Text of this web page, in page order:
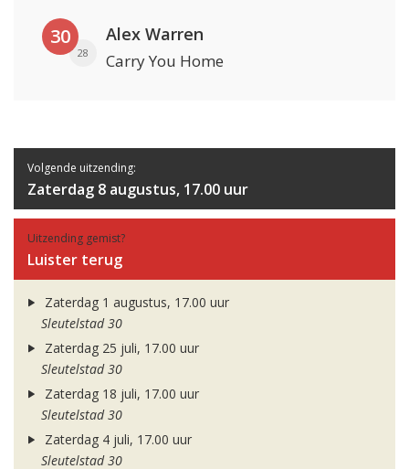
30
28
Alex Warren
Carry You Home
Volgende uitzending:
Zaterdag 8 augustus, 17.00 uur
Uitzending gemist?
Luister terug
Zaterdag 1 augustus, 17.00 uur
Sleutelstad 30
Zaterdag 25 juli, 17.00 uur
Sleutelstad 30
Zaterdag 18 juli, 17.00 uur
Sleutelstad 30
Zaterdag 4 juli, 17.00 uur
Sleutelstad 30